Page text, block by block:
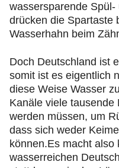
wassersparende
drücken die Spartaste
Wasserhahn beim
Doch Deutschland ist
somit ist es eigentlich
diese Weise Wasser
Kanäle viele tausende
werden müssen, um
dass sich weder
können.Es macht also
wasserreichen